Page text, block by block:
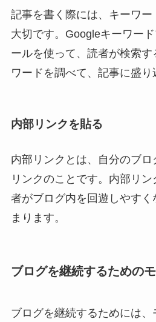
記事を書く際には、キーワ
大切です。Googleキーワー
ールを使って、読者が検索
ワードを調べて、記事に盛り
内部リンクを貼る
内部リンクとは、自分のブ
リンクのことです。内部リ
者がブログ内を回遊しやす
まります。
ブログを継続するための
ブログを継続するためには